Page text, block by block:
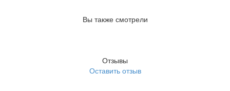
Вы также смотрели
Отзывы
Оставить отзыв